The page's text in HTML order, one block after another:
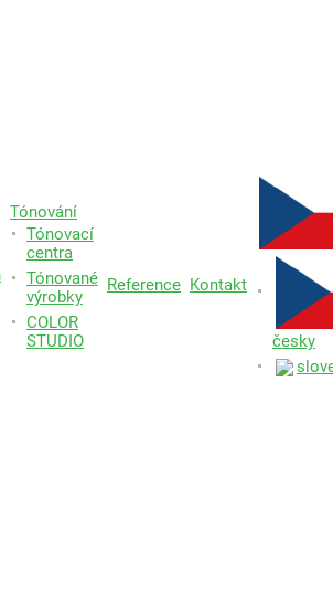
Tónování
Tónovací
centra
Tónované
výrobky
COLOR
STUDIO
Reference Kontakt
česky